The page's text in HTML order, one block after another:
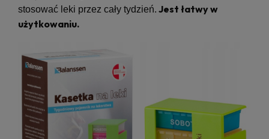
stosować leki przez cały tydzień. Jest łatwy w
użytkowaniu.